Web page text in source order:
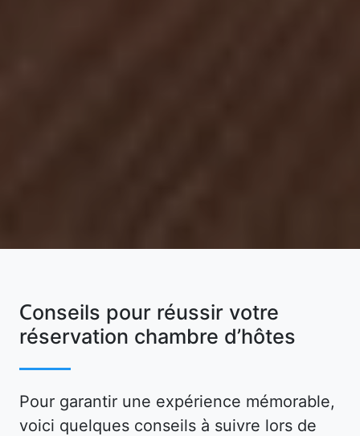
Conseils pour réussir votre
réservation chambre d’hôtes
Pour garantir une expérience mémorable,
voici quelques conseils à suivre lors de